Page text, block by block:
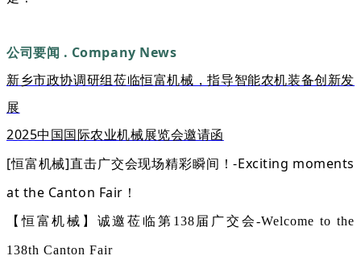
公司要闻 . Company News
新乡市政协调研组莅临恒富机械，指导智能农机装备创新发
展
2025中国国际农业机械展览会邀请函
[恒富机械]直击广交会现场精彩瞬间！-Exciting moments
at the Canton Fair！
【恒富机械】诚邀莅临第138届广交会​​​​-Welcome to the
138th Canton Fair